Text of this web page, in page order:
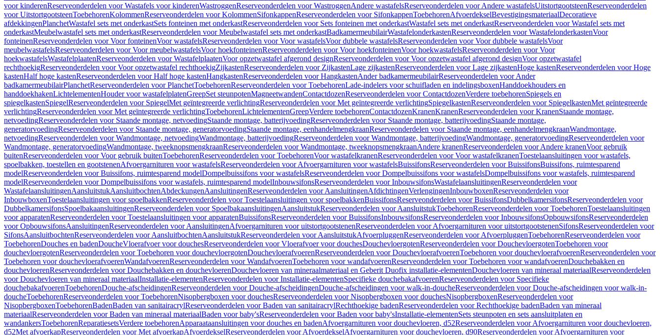
voor kinderenReserveonderdelen voor Wastafels voor kinderenWastroggenReserveonderdelen voor WastroggenAndere wastafelsReserveonderdelen voor Andere wastafelsUitstortgootsteenReserveonderdelen
voor UitstortgootsteenToebehorenKolommenReserveonderdelen voor KolommenSifonkappenReserveonderdelen voor SifonkappenToebehorenAfvoerdekselBevestigingsmateriaalDecoratieve
afdekkingenPlanchetWastafel sets met onderkastSets fonteinen met onderkastReserveonderdelen voor Sets fonteinen met onderkastWastafel sets met onderkastReserveonderdelen voor Wastafel sets met
onderkastMeubelwastafel sets met onderkastReserveonderdelen voor Meubelwastafel sets met onderkastBadkamermeubilairWastafelonderkastenReserveonderdelen voor WastafelonderkastenVoor
fonteinenReserveonderdelen voor Voor fonteinenVoor wastafelsReserveonderdelen voor Voor wastafelsVoor dubbele wastafelsReserveonderdelen voor Voor dubbele wastafelsVoor
meubelwastafelsReserveonderdelen voor Voor meubelwastafelsVoor hoekfonteinenReserveonderdelen voor Voor hoekfonteinenVoor hoekwastafelsReserveonderdelen voor Voor
hoekwastafelsWastafelplaatenReserveonderdelen voor WastafelplaatenVoor opzetwastafel afgerond designReserveonderdelen voor Voor opzetwastafel afgerond designVoor opzetwastafel
rechthoekigReserveonderdelen voor Voor opzetwastafel rechthoekigZijkastenReserveonderdelen voor ZijkastenLage zijkastenReserveonderdelen voor Lage zijkastenHoge kastenReserveonderdelen voor Hoge
kastenHalf hoge kastenReserveonderdelen voor Half hoge kastenHangkastenReserveonderdelen voor HangkastenAnder badkamermeubilairReserveonderdelen voor Ander
badkamermeubilairPlanchetReserveonderdelen voor PlanchetToebehorenReserveonderdelen voor ToebehorenLade-indelers voor schuifladen en indelingsboxenHanddoekhouders en
handdoekhakenLichtelementenHouder voor wastafelplatenGreepSet steunpotenMagneetwandenContactdozenReserveonderdelen voor ContactdozenVerdere toebehorenSpiegels en
spiegelkastenSpiegelReserveonderdelen voor SpiegelMet geïntegreerde verlichtingReserveonderdelen voor Met geïntegreerde verlichtingSpiegelkastenReserveonderdelen voor SpiegelkastenMet geïntegreerde
verlichtingReserveonderdelen voor Met geïntegreerde verlichtingToebehorenLichtelementenGreepVerdere toebehorenContactdozenKranenKranenReserveonderdelen voor KranenStaande montage,
netvoedingReserveonderdelen voor Staande montage, netvoedingStaande montage, batterijvoedingReserveonderdelen voor Staande montage, batterijvoedingStaande montage,
generatorvoedingReserveonderdelen voor Staande montage, generatorvoedingStaande montage, eenhandelmengkraanReserveonderdelen voor Staande montage, eenhandelmengkraanWandmontage,
netvoedingReserveonderdelen voor Wandmontage, netvoedingWandmontage, batterijvoedingReserveonderdelen voor Wandmontage, batterijvoedingWandmontage, generatorvoedingReserveonderdelen voor
Wandmontage, generatorvoedingWandmontage, tweeknopsmengkraanReserveonderdelen voor Wandmontage, tweeknopsmengkraanAndere kranenReserveonderdelen voor Andere kranenVoor gebruik
buitenReserveonderdelen voor Voor gebruik buitenToebehorenReserveonderdelen voor ToebehorenVoor wastafelkranenReserveonderdelen voor Voor wastafelkranenToestelaansluitingen voor wastafels,
spoelbakken, toestellen en gootstenenAfvoergarnituren voor wastafelsReserveonderdelen voor Afvoergarnituren voor wastafelsBuissifonsReserveonderdelen voor BuissifonsBuissifons, ruimtesparend
modelReserveonderdelen voor Buissifons, ruimtesparend modelDompelbuissifons voor wastafelsReserveonderdelen voor Dompelbuissifons voor wastafelsDompelbuissifons voor wastafels, ruimtesparend
modelReserveonderdelen voor Dompelbuissifons voor wastafels, ruimtesparend modelInbouwsifonsReserveonderdelen voor InbouwsifonsWastafelaansluitingenReserveonderdelen voor
WastafelaansluitingenAansluitstukAansluitbochtenAbdeckungenAansluitingenReserveonderdelen voor AansluitingenAfdichtingenVerlengingenInbouwboxenReserveonderdelen voor
InbouwboxenToestelaansluitingen voor spoelbakkenReserveonderdelen voor Toestelaansluitingen voor spoelbakkenBuissifonsReserveonderdelen voor BuissifonsDubbelkamersifonsReserveonderdelen voor
DubbelkamersifonsSpoelbakaansluitingenReserveonderdelen voor SpoelbakaansluitingenAansluitstukReserveonderdelen voor AansluitstukToebehorenReserveonderdelen voor ToebehorenToestelaansluitingen
voor apparatenReserveonderdelen voor Toestelaansluitingen voor apparatenBuissifonsReserveonderdelen voor BuissifonsInbouwsifonsReserveonderdelen voor InbouwsifonsOpbouwsifonsReserveonderdelen
voor OpbouwsifonsAansluitingenReserveonderdelen voor AansluitingenAfvoergarnituren voor uitstortgootstenenReserveonderdelen voor Afvoergarnituren voor uitstortgootstenenSifonsReserveonderdelen voor
SifonsAansluitbochtenReserveonderdelen voor AansluitbochtenAansluitstukReserveonderdelen voor AansluitstukAfvoerpluggenReserveonderdelen voor AfvoerpluggenToebehorenReserveonderdelen voor
ToebehorenDouches en badenDoucheVloerafvoer voor douchesReserveonderdelen voor Vloerafvoer voor douchesDouchevloergotenReserveonderdelen voor DouchevloergotenToebehoren voor
douchevloergotenReserveonderdelen voor Toebehoren voor douchevloergotenDouchevloerafvoerenReserveonderdelen voor DouchevloerafvoerenToebehoren voor douchevloerafvoerenReserveonderdelen voor
Toebehoren voor douchevloerafvoerenWandafvoerenReserveonderdelen voor WandafvoerenToebehoren voor wandafvoerenReserveonderdelen voor Toebehoren voor wandafvoerenDouchebakken en
douchevloerenReserveonderdelen voor Douchebakken en douchevloerenDouchevloeren van mineraalmateriaal en Geberit Duofix installatie-elementenDouchevloeren van mineraal materiaalReserveonderdelen
voor Douchevloeren van mineraal materiaalInstallatie-elementenReserveonderdelen voor Installatie-elementenSpecifieke douchebakafvoerenReserveonderdelen voor Specifieke
douchebakafvoerenToebehorenDouche-afscheidingenReserveonderdelen voor Douche-afscheidingenDouche-afscheidingen voor walk-in-doucheReserveonderdelen voor Douche-afscheidingen voor walk-in-
doucheToebehorenReserveonderdelen voor ToebehorenNisopbergboxen voor douchesReserveonderdelen voor Nisopbergboxen voor douchesNisopbergboxenReserveonderdelen voor
NisopbergboxenToebehorenBadenBaden van sanitairacrylReserveonderdelen voor Baden van sanitairacrylRechthoekige badenReserveonderdelen voor Rechthoekige badenBaden van mineraal
materiaalReserveonderdelen voor Baden van mineraal materiaalBaden voor baby'sReserveonderdelen voor Baden voor baby'sInstallatie-elementenSets steunpoten en sets aansluitplaten en
wandankersToebehorenReparatiesetsVerdere toebehorenApparaataansluitingen voor douches en badenAfvoergarnituren voor douchevloeren, d52Reserveonderdelen voor Afvoergarnituren voor douchevloeren,
d52Met afvoerkapReserveonderdelen voor Met afvoerkapAfvoerdekselReserveonderdelen voor AfvoerdekselAfvoergarnituren voor douchevloeren, d90Reserveonderdelen voor Afvoergarnituren voor